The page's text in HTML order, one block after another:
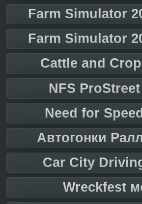
Farm Simulator
Farm Simulator
Cattle and
NFS
Need for
Автогонки
Car City
Wreckfest